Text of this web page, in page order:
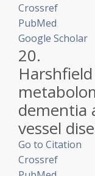
Crossref
PubMed
Google Scholar
20.
dementia
vessel
Go to Citation
Crossref